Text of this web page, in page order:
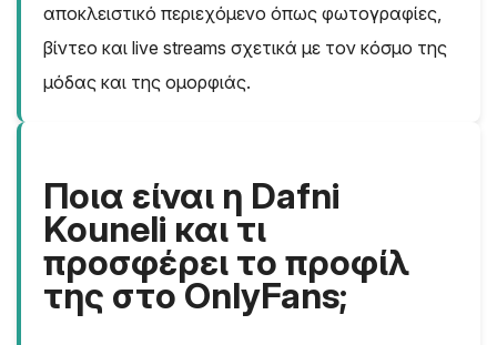
αποκλειστικό περιεχόμενο όπως φωτογραφίες,
βίντεο και live streams σχετικά με τον κόσμο της
μόδας και της ομορφιάς.
Ποια είναι η Dafni
Kouneli και τι
προσφέρει το προφίλ
της στο OnlyFans;